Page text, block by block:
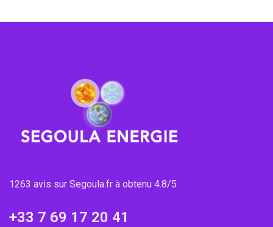
1263 avis sur Segoula.fr à obtenu 4.8/5
+33 7 69 17 20 41